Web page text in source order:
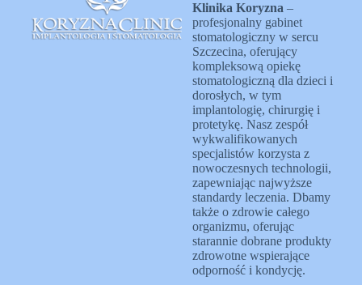
Klinika Koryzna–
profesjonalny gabinet
stomatologiczny w sercu
Szczecina, oferujący
kompleksową opiekę
stomatologiczną dla dzieci i
dorosłych, w tym
implantologię, chirurgię i
protetykę. Nasz zespół
wykwalifikowanych
specjalistów korzysta z
nowoczesnych technologii,
zapewniając najwyższe
standardy leczenia. Dbamy
także o zdrowie całego
organizmu, oferując
starannie dobrane produkty
zdrowotne wspierające
odporność i kondycję.